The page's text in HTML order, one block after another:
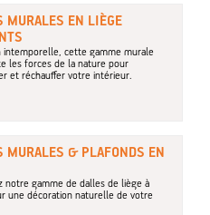
MURALES EN LIÈGE
intemporelle, cette gamme murale
les forces de la nature pour
et réchauffer votre intérieur.
MURALES & PLAFONDS EN
notre gamme de dalles de liège à
une décoration naturelle de votre